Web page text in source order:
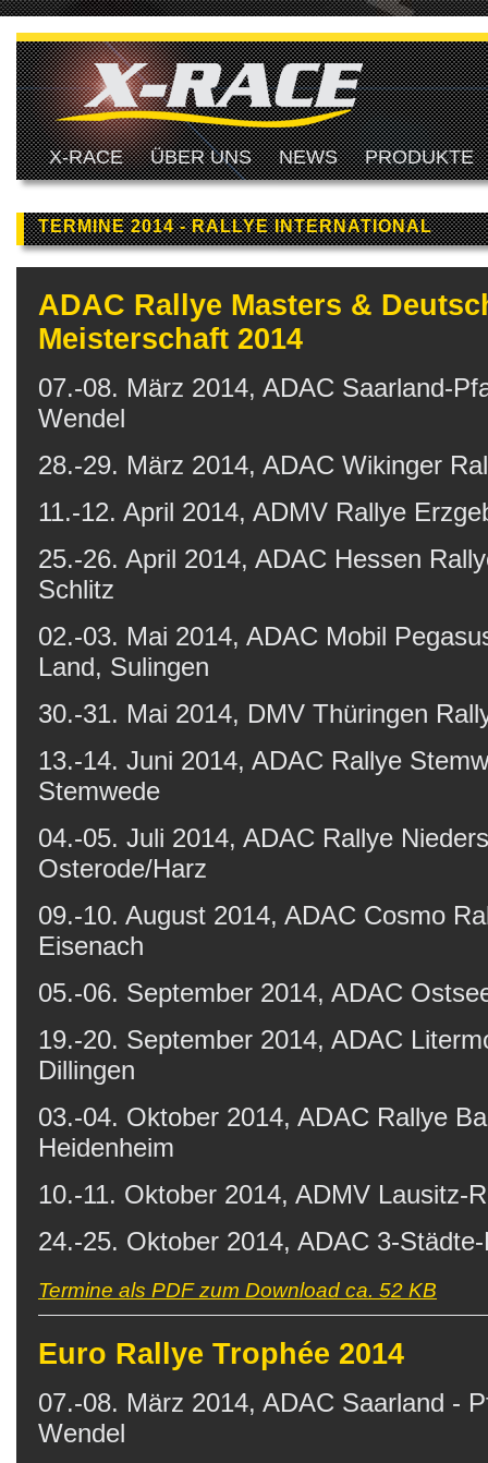
X-RACE ÜBER UNS NEWS PRODUKTE
TERMINE 2014 - RALLYE INTERNATIONAL
ADAC Rallye Masters &
Meisterschaft 2014
07.-08. März 2014, ADAC Saarland-
Wendel
28.-29. März 2014, ADAC Wikinger
11.-12. April 2014, ADMV Rallye
25.-26. April 2014, ADAC Hessen
Schlitz
02.-03. Mai 2014, ADAC Mobil
Land, Sulingen
30.-31. Mai 2014, DMV Thüringen
13.-14. Juni 2014, ADAC Rallye
Stemwede
04.-05. Juli 2014, ADAC Rallye
Osterode/Harz
09.-10. August 2014, ADAC Cosmo
Eisenach
05.-06. September 2014, ADAC
19.-20. September 2014, ADAC
Dillingen
03.-04. Oktober 2014, ADAC Rallye
Heidenheim
10.-11. Oktober 2014, ADMV Lausitz-
24.-25. Oktober 2014, ADAC 3-
Termine als PDF zum Download ca. 52 KB
Euro Rallye Trophée 2014
07.-08. März 2014, ADAC Saarland -
Wendel